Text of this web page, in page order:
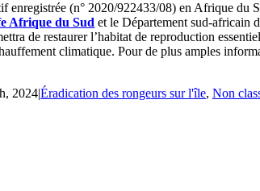
(n° 2020/922433/08) en Afrique du
Afrique du Sud et le Département sud-africain
de restaurer l’habitat de reproduction
climatique. Pour de plus amples
2024|Éradication des rongeurs sur l'île, Non